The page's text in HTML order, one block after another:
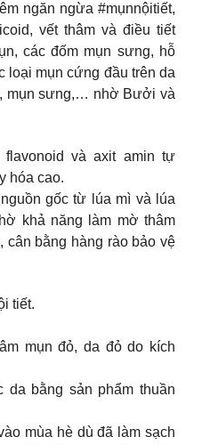
ngăn ngừa #mụnnộitiết,
vết thâm và điều tiết
các đốm mụn sưng, hỗ
loại mụn cứng đầu trên da
mụn sưng,… nhờ Bưởi và
và axit amin tự
hóa cao.
gốc từ lúa mì và lúa
khả năng làm mờ thâm
cân bằng hàng rào bảo vệ
tiết.
mụn đỏ, da đỏ do kích
bằng sản phẩm thuần
mùa hè dù đã làm sạch